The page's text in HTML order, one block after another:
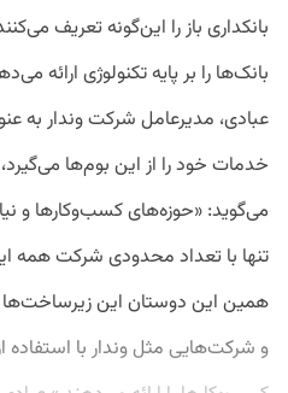
بانکداری باز را این‌گونه تعریف
بانک‌ها را بر پایه تکنولوژی ارائه
عبادی، مدیرعامل شرکت وندار به
خدمات خود را از این بوم‌ها
می‌گوید: «حوزه‌های کسب‌وکارها و
تنها با تعداد محدودی شرکت همه
همین این دوستان این